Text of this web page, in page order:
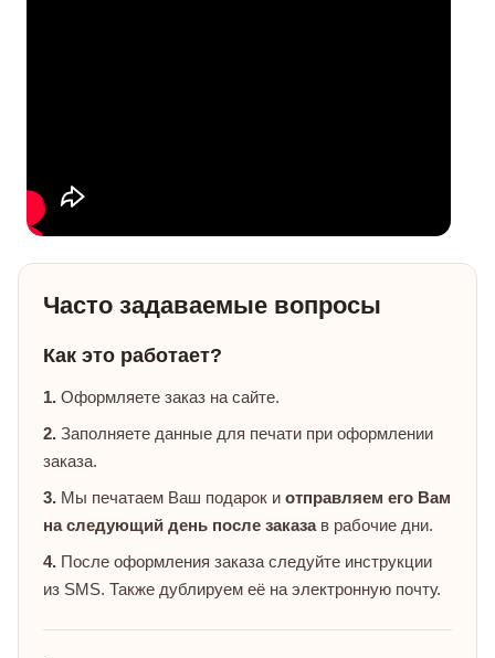
Часто задаваемые вопросы
Как это работает?
1. Оформляете заказ на сайте.
2. Заполняете данные для печати при оформлении
заказа.
3. Мы печатаем Ваш подарок и отправляем его Вам
на следующий день после заказав рабочие дни.
4. После оформления заказа следуйте инструкции
из SMS. Также дублируем её на электронную почту.